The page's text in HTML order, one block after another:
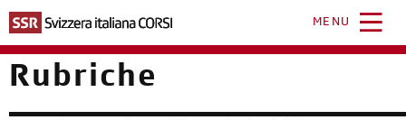
contenuto
principale
MENU
Rubriche